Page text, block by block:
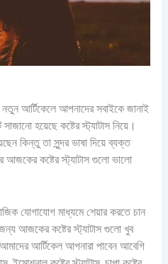
আর্টিকেলে আপনাদের সবাইকে জানাই
হয়েছে কষ্টের স্ট্যাটাস নিয়ে।
কিন্তু তা সুন্দর ভাষা দিয়ে ব্যক্ত
আজকের কষ্টের স্ট্যাটাস গুলো ভালো
যোগাযোগ মাধ্যমে শেয়ার করতে চান
আজকের কষ্টের স্ট্যাটাস গুলো খুব
আর্টিকেল আপনারা পাবেন আবেগি